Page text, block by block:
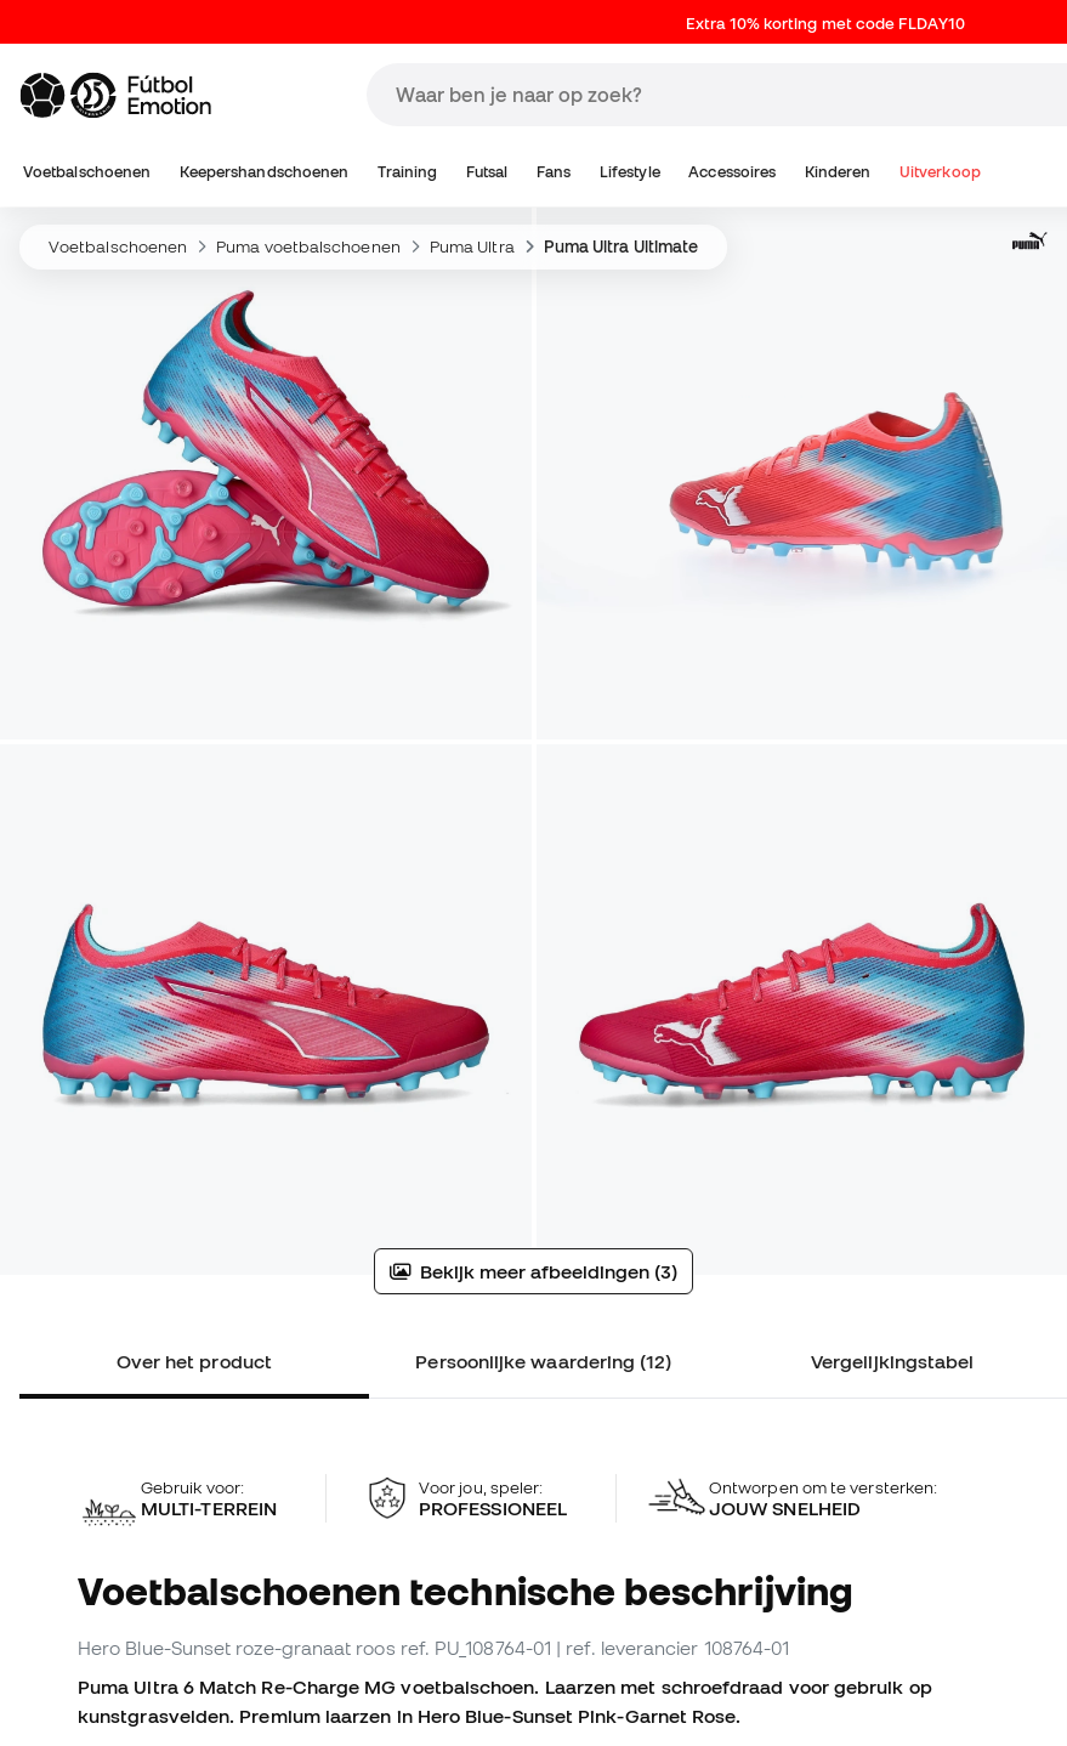
Extra 10% korting met code FLDAY10
Voetbalschoenen Keepershandschoenen Training Futsal Fans Lifestyle Accessoires Kinderen Uitverkoop
Voetbalschoenen Puma voetbalschoenen Puma Ultra Puma Ultra Ultimate
Bekijk meer afbeeldingen (3)
Over het product Persoonlijke waardering (12) Vergelijkingstabel
Gebruik voor:
MULTI-TERREIN
Voor jou, speler:
PROFESSIONEEL
Ontworpen om te versterken:
JOUW SNELHEID
Voetbalschoenen technische beschrijving
Hero Blue-Sunset roze-granaat roos ref. PU_108764-01 | ref. leverancier 108764-01
Puma Ultra 6 Match Re-Charge MG voetbalschoen. Laarzen met schroefdraad voor gebruik op
kunstgrasvelden. Premium laarzen in Hero Blue-Sunset Pink-Garnet Rose.